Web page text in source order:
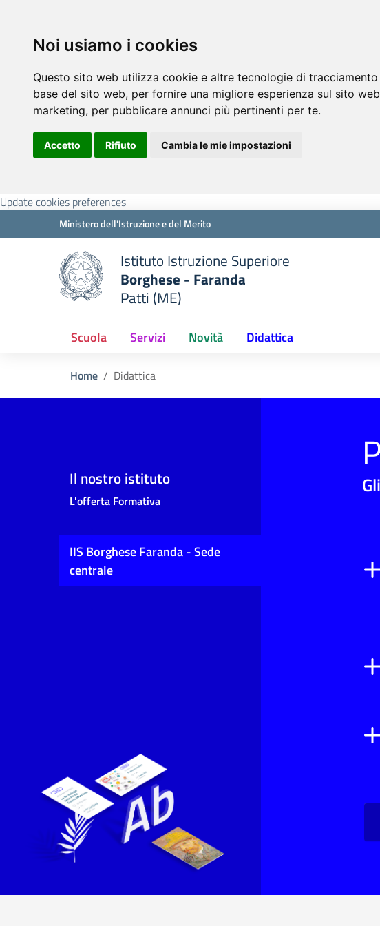
Noi usiamo i cookies
Questo sito web utilizza cookie e altre tecnologie di
base del sito web, per fornire una migliore esperienza sul sito web
marketing, per pubblicare annunci più pertinenti per te.
Accetto Rifiuto Cambia le mie impostazioni
Update cookies preferences
Ministero dell'Istruzione e del Merito
Istituto Istruzione Superiore
Borghese - Faranda
Patti (ME)
Scuola Servizi Novità Didattica
Home Didattica
Il nostro istituto
L'offerta Formativa
IIS Borghese Faranda - Sede
centrale